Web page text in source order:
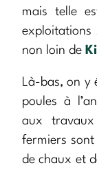
mais telle
exploitations
non loin de
Là-bas, on y
poules à
aux
fermiers
de chaux et